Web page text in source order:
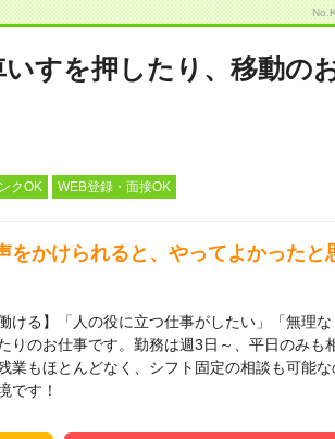
いすを押したり、移動の
クOK WEB登録・面接OK
をかけられると、やってよかったと
ける】「人の役に立つ仕事がしたい」「無理
りのお仕事です。勤務は週3日～、平日のみも
業もほとんどなく、シフト固定の相談も可能な
です！